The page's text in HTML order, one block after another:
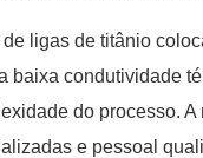
ligas de titânio
baixa condutividade
do processo.
e pessoal